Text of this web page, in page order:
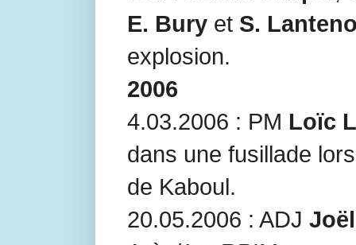
E. Bury et S.
explosion.
2006
4.03.2006 : PM Loïc
dans une fusillade
de Kaboul.
20.05.2006 : ADJ